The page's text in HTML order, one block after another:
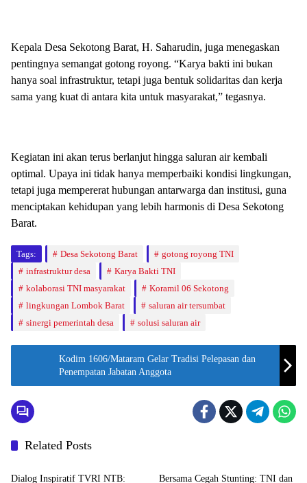
Kepala Desa Sekotong Barat, H. Saharudin, juga menegaskan
pentingnya semangat gotong royong. “Karya bakti ini bukan
hanya soal infrastruktur, tetapi juga bentuk solidaritas dan kerja
sama yang kuat di antara kita untuk masyarakat,” tegasnya.
Kegiatan ini akan terus berlanjut hingga saluran air kembali
optimal. Upaya ini tidak hanya memperbaiki kondisi lingkungan,
tetapi juga mempererat hubungan antarwarga dan institusi, guna
menciptakan kehidupan yang lebih harmonis di Desa Sekotong
Barat.
Tags: Desa Sekotong Barat
gotong royong TNI
infrastruktur desa
Karya Bakti TNI
kolaborasi TNI masyarakat
Koramil 06 Sekotong
lingkungan Lombok Barat
saluran air tersumbat
sinergi pemerintah desa
solusi saluran air
Kodim 1606/Mataram Gelar Tradisi Pelepasan dan
Penempatan Jabatan Anggota
Related Posts
Bali Nusra
Dialog Inspiratif TVRI NTB: Bersama Cegah Stunting: TNI dan